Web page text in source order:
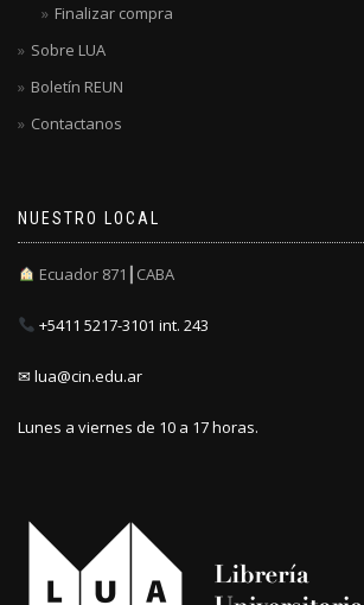
Finalizar compra
Sobre LUA
Boletín REUN
Contactanos
NUESTRO LOCAL
Ecuador 871┃CABA
+5411 5217-3101 int. 243
✉ lua@cin.edu.ar
Lunes a viernes de 10 a 17 horas.